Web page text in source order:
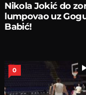
Nikola Jokić do
lumpovao uz
Babić!
0